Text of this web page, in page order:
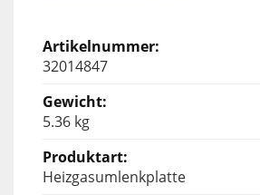
32014847
5.36 kg
Heizgasumlenkplatte